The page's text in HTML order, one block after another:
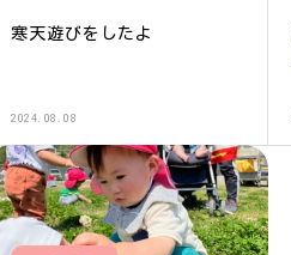
寒天遊びをしたよ
2024.08.08